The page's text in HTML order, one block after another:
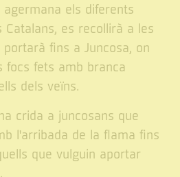
els diferents
Catalans, es recollirà a les
fins a Juncosa, on
focs fets amb branca
dels veïns.
crida a juncosans que
l'arribada de la flama fins
que vulguin aportar